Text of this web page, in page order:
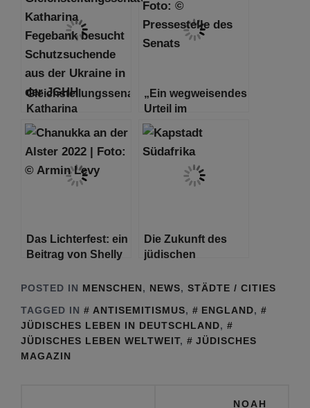
Gleichstellungssenatorin
Katharina
Fegebank besucht
Schutzsuchende
aus der Ukraine in
der Jüdischen
Gemeinde
„Ein wegweisendes
Urteil im
Zusammenhang
mit antisemitischen
Gewalttaten“
Das Lichterfest: ein
Beitrag von Shelly
Die Zukunft des
jüdischen
POSTED IN MENSCHEN, NEWS, STÄDTE / CITIES
TAGGED IN
ANTISEMITISMUS, ENGLAND,
JÜDISCHES LEBEN IN DEUTSCHLAND,
JÜDISCHES LEBEN WELTWEIT,
JÜDISCHES
MAGAZIN
NOAH